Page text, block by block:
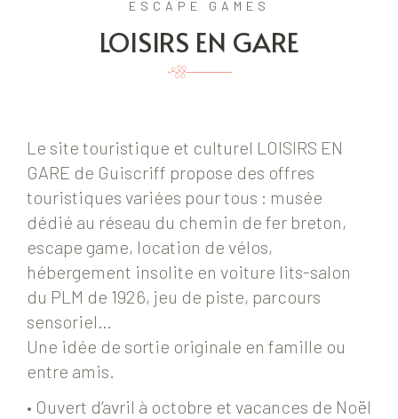
ESCAPE GAMES
LOISIRS EN GARE
Le site touristique et culturel LOISIRS EN
GARE de Guiscriff propose des offres
touristiques variées pour tous : musée
dédié au réseau du chemin de fer breton,
escape game, location de vélos,
hébergement insolite en voiture lits-salon
du PLM de 1926, jeu de piste, parcours
sensoriel…
Une idée de sortie originale en famille ou
entre amis.
• Ouvert d’avril à octobre et vacances de Noël